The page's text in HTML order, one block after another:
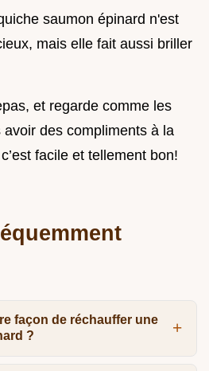
saumon épinard n'est
mais elle fait aussi briller
et regarde comme les
avoir des compliments à la
facile et tellement bon!
façon de réchauffer une
?